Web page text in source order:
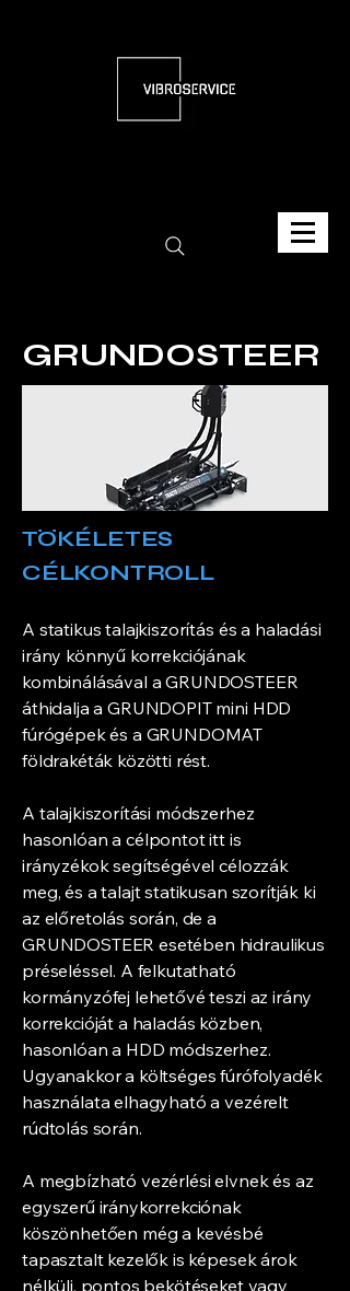
GRUNDOSTEER
TÖKÉLETES
CÉLKONTROLL
A statikus talajkiszorítás és a haladási
irány könnyű korrekciójának
kombinálásával a GRUNDOSTEER
áthidalja a GRUNDOPIT mini HDD
fúrógépek és a GRUNDOMAT
földrakéták közötti rést.
A talajkiszorítási módszerhez
hasonlóan a célpontot itt is
irányzékok segítségével célozzák
meg, és a talajt statikusan szorítják ki
az előretolás során, de a
GRUNDOSTEER esetében hidraulikus
préseléssel. A felkutatható
kormányzófej lehetővé teszi az irány
korrekcióját a haladás közben,
hasonlóan a HDD módszerhez.
Ugyanakkor a költséges fúrófolyadék
használata elhagyható a vezérelt
rúdtolás során.
A megbízható vezérlési elvnek és az
egyszerű iránykorrekciónak
köszönhetően még a kevésbé
tapasztalt kezelők is képesek árok
nélküli, pontos bekötéseket vagy